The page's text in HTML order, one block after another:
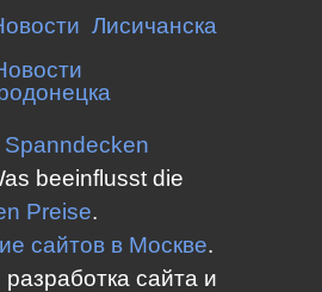
Лисичанска
Spanndecken
beeinflusst die
Preise.
сайтов в Москве.
сайта и